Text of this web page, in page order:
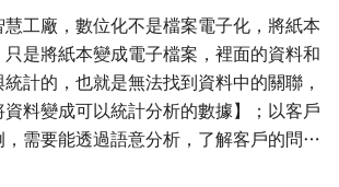
工廠，數位化不是檔案電子化，將紙本
是將紙本變成電子檔案，裡面的資料和
計的，也就是無法找到資料中的關聯，
料變成可以統計分析的數據】；以客戶
需要能透過語意分析，了解客戶的問